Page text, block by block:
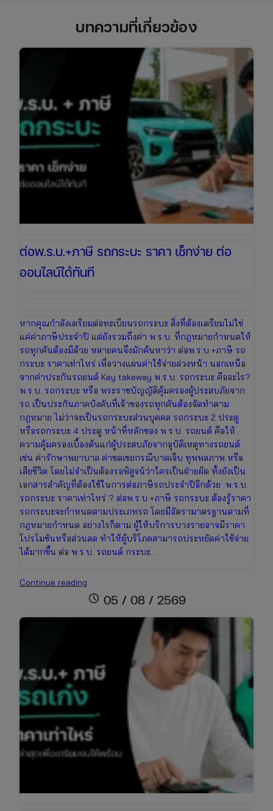
บทความที่เกี่ยวข้อง
ต่อพ.ร.บ.+ภาษี รถกระบะ ราคา เช็กง่าย ต่อ
ออนไลน์ได้ทันที
หากคุณกำลังเตรียมต่อทะเบียนรถกระบะ สิ่งที่ต้องเตรียมไม่ใช่
แค่ค่าภาษีประจำปี แต่ยังรวมถึงค่า พ.ร.บ. ที่กฎหมายกำหนดให้
รถทุกคันต้องมีด้วย หลายคนจึงมักค้นหาว่า ต่อพ.ร.บ.+ภาษี รถ
กระบะ ราคาเท่าไหร่ เพื่อวางแผนค่าใช้จ่ายล่วงหน้า นอกเหนือ
จากค่าประกันรถยนต์ Key takeway พ.ร.บ. รถกระบะ คืออะไร?
พ.ร.บ. รถกระบะ หรือ พระราชบัญญัติคุ้มครองผู้ประสบภัยจาก
รถ เป็นประกันภาคบังคับที่เจ้าของรถทุกคันต้องจัดทำตาม
กฎหมาย ไม่ว่าจะเป็นรถกระบะส่วนบุคคล รถกระบะ 2 ประตู
หรือรถกระบะ 4 ประตู หน้าที่หลักของ พ.ร.บ. รถยนต์ คือให้
ความคุ้มครองเบื้องต้นแก่ผู้ประสบภัยจากอุบัติเหตุทางรถยนต์
เช่น ค่ารักษาพยาบาล ค่าชดเชยกรณีบาดเจ็บ ทุพพลภาพ หรือ
เสียชีวิต โดยไม่จำเป็นต้องรอพิสูจน์ว่าใครเป็นฝ่ายผิด ทั้งยังเป็น
เอกสารสำคัญที่ต้องใช้ในการต่อภาษีรถประจำปีอีกด้วย พ.ร.บ.
รถกระบะ ราคาเท่าไหร่ ? ต่อพ.ร.บ.+ภาษี รถกระบะ ต้องรู้ราคา
รถกระบะจะกำหนดตามประเภทรถ โดยมีอัตรามาตรฐานตามที่
กฎหมายกำหนด อย่างไรก็ตาม ผู้ให้บริการบางรายอาจมีราคา
โปรโมชันหรือส่วนลด ทำให้ผู้บริโภคสามารถประหยัดค่าใช้จ่าย
ได้มากขึ้น ต่อ พ.ร.บ. รถยนต์ กระบะ…
Continue reading
รถ
ออนไลน์
ได้
ทันที
schedule 05 / 08 / 2569